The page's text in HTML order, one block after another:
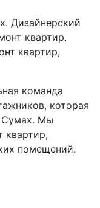
Дизайнерский
квартир.
квартир,
команда
которая
Сумах. Мы
квартир,
помещений.